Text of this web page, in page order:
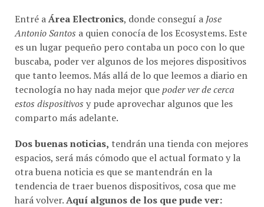
Entré aÁrea Electronics, donde conseguí a Jose
Antonio Santos a quien conocía de los Ecosystems. Este
es un lugar pequeño pero contaba un poco con lo que
buscaba, poder ver algunos de los mejores dispositivos
que tanto leemos. Más allá de lo que leemos a diario en
tecnología no hay nada mejor quepoder ver de cerca
estos dispositivos y pude aprovechar algunos que les
comparto más adelante.
Dos buenas noticias, tendrán una tienda con mejores
espacios, será más cómodo que el actual formato y la
otra buena noticia es que se mantendrán en la
tendencia de traer buenos dispositivos, cosa que me
hará volver.Aquí algunos de los que pude ver: